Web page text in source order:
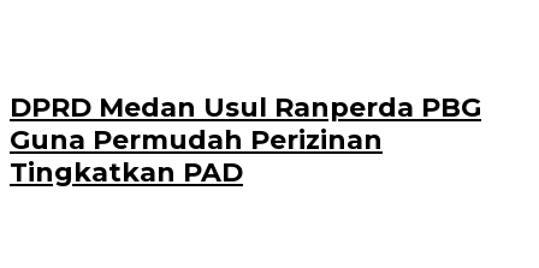
DPRD Medan Usul Ranperda PBG
Guna Permudah Perizinan
Tingkatkan PAD